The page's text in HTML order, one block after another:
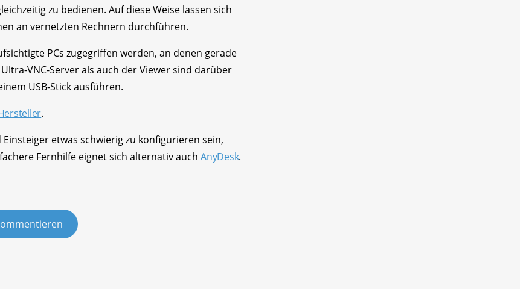
zu bedienen. Auf diese Weise lassen sich
an vernetzten Rechnern durchführen.
PCs zugegriffen werden, an denen gerade
VNC-Server als auch der Viewer sind darüber
USB-Stick ausführen.
.
etwas schwierig zu konfigurieren sein,
Fernhilfe eignet sich alternativ auch AnyDesk.